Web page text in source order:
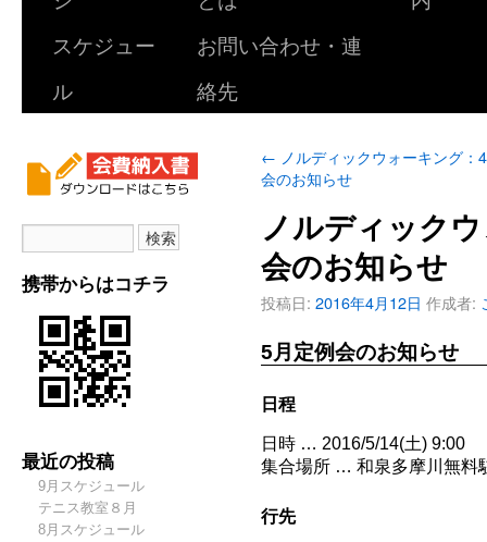
スケジュー
ル
お問い合わせ・連
絡先
携帯からはコチラ
最近の投稿
9月スケジュール
テニス教室８月
8月スケジュール
← ノルディックウォーキング：
会のお知らせ
ノルディック
会のお知らせ
投稿日: 2016年4月12日 作成者:
5月定例会のお知らせ
日程
日時 … 2016/5/14(土) 9:00
集合場所 … 和泉多摩川無料
行先